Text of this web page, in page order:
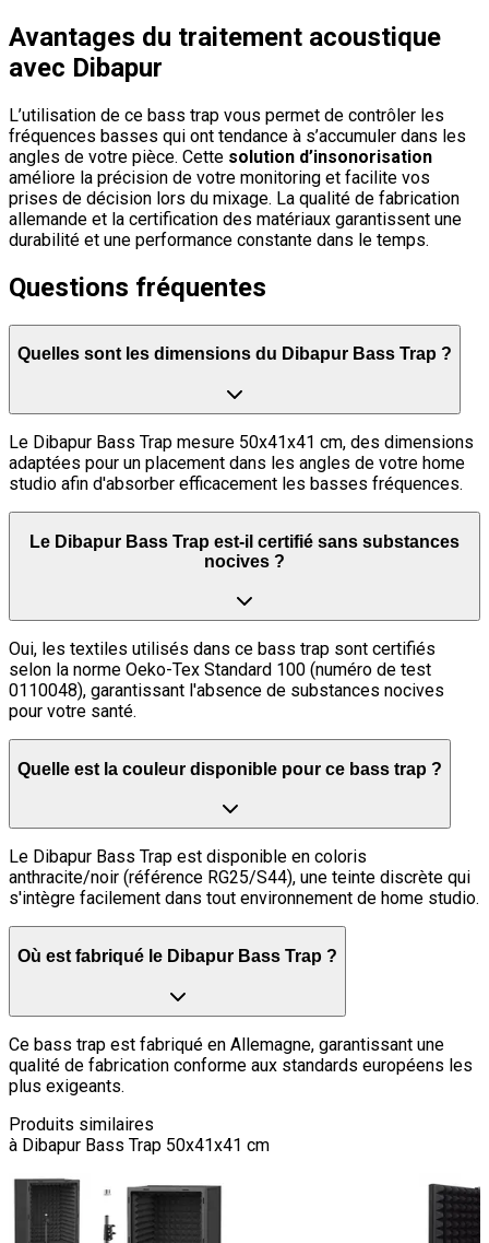
Avantages du traitement acoustique
avec Dibapur
L’utilisation de ce bass trap vous permet de contrôler les
fréquences basses qui ont tendance à s’accumuler dans les
angles de votre pièce. Cette solution d’insonorisation
améliore la précision de votre monitoring et facilite vos
prises de décision lors du mixage. La qualité de fabrication
allemande et la certification des matériaux garantissent une
durabilité et une performance constante dans le temps.
Questions fréquentes
Quelles sont les dimensions du Dibapur Bass Trap ?
Le Dibapur Bass Trap mesure 50x41x41 cm, des dimensions
adaptées pour un placement dans les angles de votre home
studio afin d'absorber efficacement les basses fréquences.
Le Dibapur Bass Trap est-il certifié sans substances
nocives ?
Oui, les textiles utilisés dans ce bass trap sont certifiés
selon la norme Oeko-Tex Standard 100 (numéro de test
0110048), garantissant l'absence de substances nocives
pour votre santé.
Quelle est la couleur disponible pour ce bass trap ?
Le Dibapur Bass Trap est disponible en coloris
anthracite/noir (référence RG25/S44), une teinte discrète qui
s'intègre facilement dans tout environnement de home studio.
Où est fabriqué le Dibapur Bass Trap ?
Ce bass trap est fabriqué en Allemagne, garantissant une
qualité de fabrication conforme aux standards européens les
plus exigeants.
Produits similaires
à Dibapur Bass Trap 50x41x41 cm